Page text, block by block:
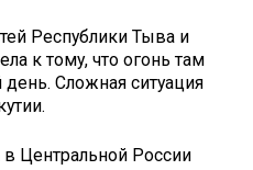
Республики Тыва и
к тому, что огонь там
день. Сложная ситуация
Центральной России